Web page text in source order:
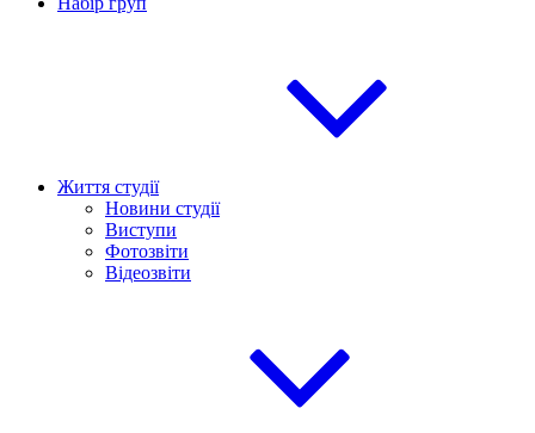
Життя студії
Новини студії
Виступи
Фотозвіти
Відеозвіти